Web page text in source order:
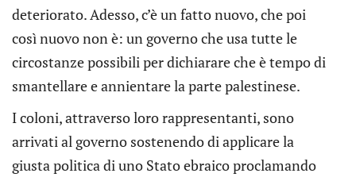
deteriorato. Adesso, c’è un fatto nuovo, che poi
così nuovo non è: un governo che usa tutte le
circostanze possibili per dichiarare che è tempo di
smantellare e annientare la parte palestinese.
I coloni, attraverso loro rappresentanti, sono
arrivati al governo sostenendo di applicare la
giusta politica di uno Stato ebraico proclamando